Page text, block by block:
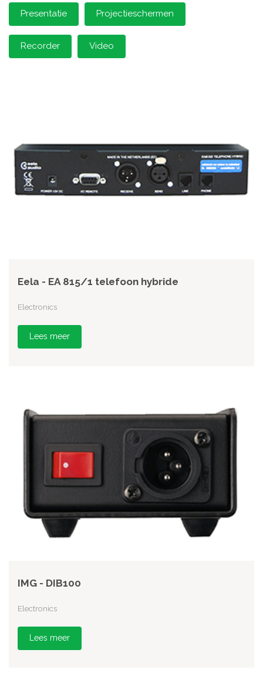
Presentatie Projectieschermen
Recorder Video
Eela - EA 815/1 telefoon hybride
Electronics
Lees meer
IMG - DIB100
Electronics
Lees meer